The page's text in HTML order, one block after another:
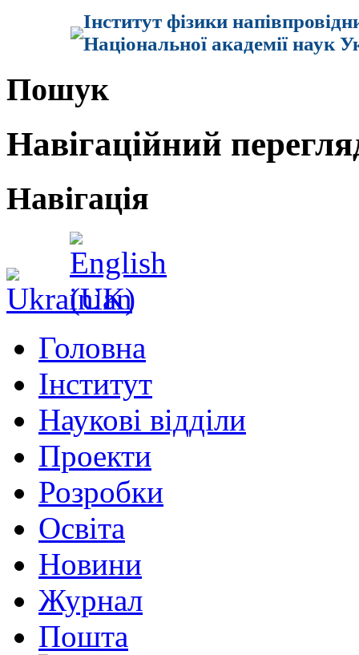
Інститут фізики
Національної академії наук
Пошук
Навігаційний
Навігація
Головна
Інститут
Наукові відділи
Проекти
Розробки
Освіта
Новини
Журнал
Пошта